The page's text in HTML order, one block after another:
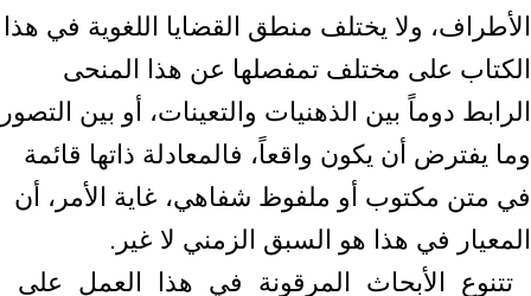
الأطراف، ولا يختلف منطق القضايا اللغوية في هذا
الكتاب على مختلف تمفصلها عن هذا المنحى
الرابط دوماً بين الذهنيات والتعينات، أو بين التصور
وما يفترض أن يكون واقعاً، فالمعادلة ذاتها قائمة
في متن مكتوب أو ملفوظ شفاهي، غاية الأمر، أن
المعيار في هذا هو السبق الزمني لا غير.
تتنوع الأبحاث المرقونة في هذا العمل على